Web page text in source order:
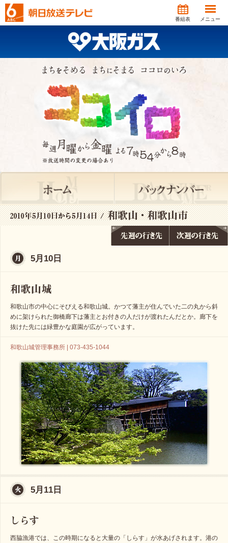
番組表 メニュー
5月10日
和歌山市の中心にそびえる和歌山城。かつて藩主が住んでいた二の丸から斜
めに架けられた御橋廊下は藩主とお付きの人だけが渡れたんだとか。廊下を
抜けた先には緑豊かな庭園が広がっています。
和歌山城管理事務所 | 073-435-1044
5月11日
西脇漁港では、この時期になると大量の「しらす」が水あげされます。港の